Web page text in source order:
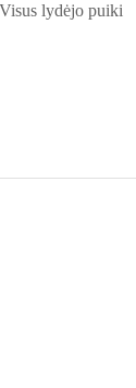
lydėjo puiki